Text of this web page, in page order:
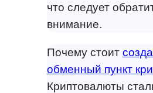
что следует
внимание.
Почему стоит
обменный пункт
Криптовалюты